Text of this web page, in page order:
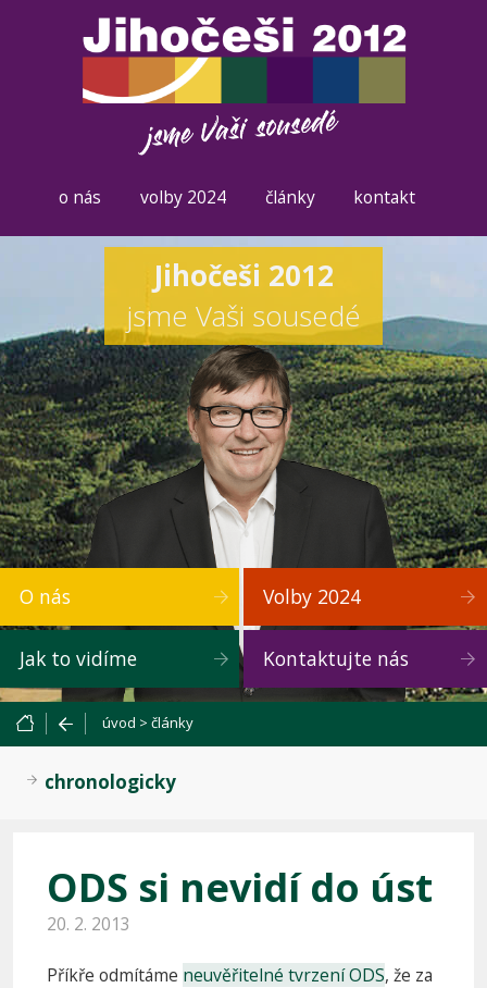
o nás volby 2024 články kontakt
Jihočeši 2012
jsme Vaši sousedé
O nás Volby 2024
Jak to vidíme Kontaktujte nás
úvod > články
chronologicky
ODS si nevidí do úst
20. 2. 2013
Příkře odmítáme neuvěřitelné tvrzení ODS, že za